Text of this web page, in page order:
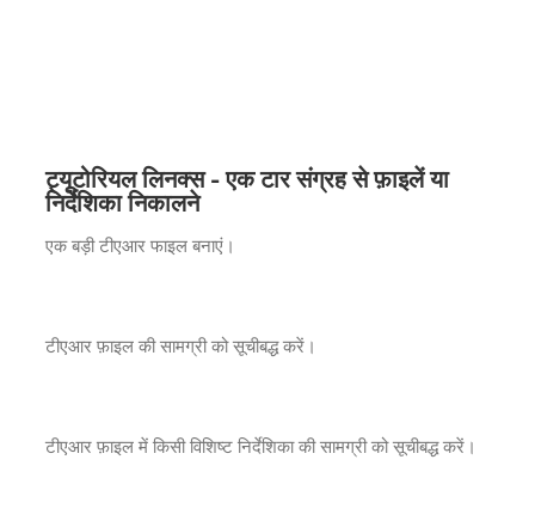
ट्यूटोरियल लिनक्स - एक टार संग्रह से फ़ाइलें या
निर्देशिका निकालने
एक बड़ी टीएआर फाइल बनाएं।
टीएआर फ़ाइल की सामग्री को सूचीबद्ध करें।
टीएआर फ़ाइल में किसी विशिष्ट निर्देशिका की सामग्री को सूचीबद्ध करें।